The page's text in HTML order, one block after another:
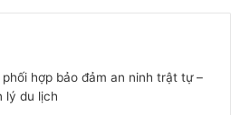
hợp bảo đảm an ninh trật tự –
lý du lịch